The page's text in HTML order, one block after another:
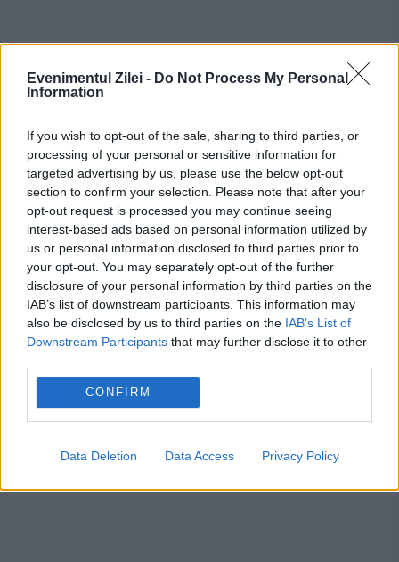
Evenimentul Zilei - Do Not Process My Personal
Information
If you wish to opt-out of the sale, sharing to third parties, or
processing of your personal or sensitive information for
targeted advertising by us, please use the below opt-out
section to confirm your selection. Please note that after your
opt-out request is processed you may continue seeing
interest-based ads based on personal information utilized by
us or personal information disclosed to third parties prior to
your opt-out. You may separately opt-out of the further
disclosure of your personal information by third parties on the
IAB’s list of downstream participants. This information may
also be disclosed by us to third parties on the IAB’s List of
Downstream Participants that may further disclose it to other
CONFIRM
Data Deletion Data Access Privacy Policy
Românii care au muncit peste 25 de ani
pot primi mai mulți bani la pensie. Cum
funcționează calculul ascuns în puncte
România, în pericol de blackout? Expert
în energie: „Trebuie să accelerăm cât se
poate de repede acele investiții”